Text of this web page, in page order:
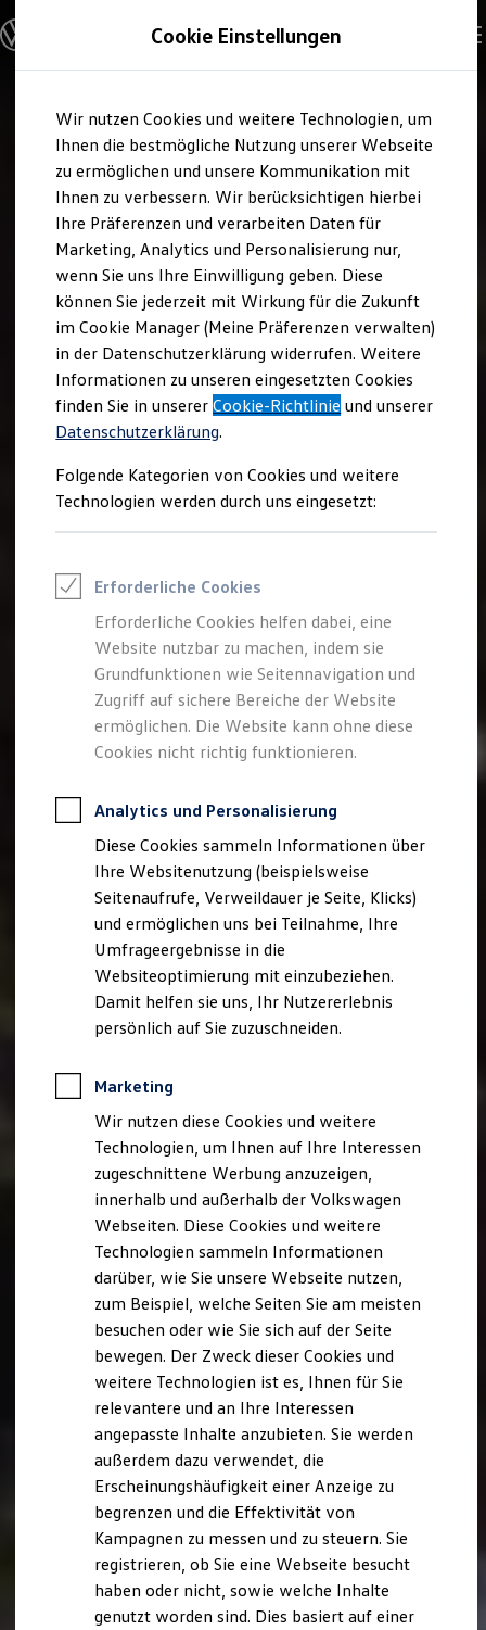
Hauptinhalt
springen
Footer
springen
Modelle und Konfigurator
Konfigurator
Modelle vergleichen
Elektroautos
ENERGY Sondermodelle
Nutzfahrzeuge
SUV und CUV
Familienautos
Kombis
Kompaktwagen
Sportwagen
Schnell verfügbare Fahrzeuge
Angebote und Produkte
Aktuelle Angebote
E-Auto-Förderung
Volkswagen Marktplatz
Die ENERGY Sondermodelle
Junge Gebrauchtwagen und Gebrauchtwagen
Volkswagen Zertifizierte Gebrauchtwagen
Elektromobilität bei Gebrauchtwagen
Saisonangebote
Reifenpakete
Leasing
Leasing-Angebote
Elektroauto Leasing
Kleinwagen-Leasing
Leasing ohne Anzahlung
Finanzierung
Autokredit mit Schlussrate
Versicherungen und Garantien
Kfz-Versicherung
Restschuldversicherungen
Garantien
Professional Class bei Volkswagen
Behörden
Direktkunden
Sonderfahrzeuge
Anpfiff zum Gewinn
Elektromobilität
Elektroautos
ID. Tutorials
Elektrofahrzeugkonzepte
ID. EVERY1
Reichweite
Rekuperation
Laden unterwegs
Laden Zuhause
Ladestationen finden
Ladezeitensimulator
Batterie
Sicherheit
Nachhaltigkeit
Technologie
Kosten und Kauf
Verbrauchskosten
Kaufoptionen
E-Auto-Förderung
Software und Konnektivität
Die ID. Software 6
ID. Software Versionen und Updates
Digitale Extras
Schnittstellen zu Ihrem ID.
Marke und Erlebnis
Volkswagen R und R Experience
R-Modelle
R Experience
Driving Experience
Volkswagen entdecken
Werkbesichtigung
Cookie Einstellungen
Wir nutzen Cookies und weitere Technologien, um
Ihnen die bestmögliche Nutzung unserer Webseite
zu ermöglichen und unsere Kommunikation mit
Ihnen zu verbessern. Wir berücksichtigen hierbei
Ihre Präferenzen und verarbeiten Daten für
Marketing, Analytics und Personalisierung nur,
wenn Sie uns Ihre Einwilligung geben. Diese
können Sie jederzeit mit Wirkung für die Zukunft
im Cookie Manager (Meine Präferenzen verwalten)
in der Datenschutzerklärung widerrufen. Weitere
Informationen zu unseren eingesetzten Cookies
finden Sie in unsererCookie-Richtlinie und unserer
Datenschutzerklärung.
Folgende Kategorien von Cookies und weitere
Technologien werden durch uns eingesetzt:
Erforderliche Cookies
Erforderliche Cookies helfen dabei, eine
Website nutzbar zu machen, indem sie
Grundfunktionen wie Seitennavigation und
Zugriff auf sichere Bereiche der Website
ermöglichen. Die Website kann ohne diese
Cookies nicht richtig funktionieren.
Analytics und Personalisierung
Diese Cookies sammeln Informationen über
Ihre Websitenutzung (beispielsweise
Seitenaufrufe, Verweildauer je Seite, Klicks)
und ermöglichen uns bei Teilnahme, Ihre
Umfrageergebnisse in die
Websiteoptimierung mit einzubeziehen.
Damit helfen sie uns, Ihr Nutzererlebnis
persönlich auf Sie zuzuschneiden.
Marketing
Wir nutzen diese Cookies und weitere
Technologien, um Ihnen auf Ihre Interessen
zugeschnittene Werbung anzuzeigen,
innerhalb und außerhalb der Volkswagen
Webseiten. Diese Cookies und weitere
Technologien sammeln Informationen
darüber, wie Sie unsere Webseite nutzen,
zum Beispiel, welche Seiten Sie am meisten
besuchen oder wie Sie sich auf der Seite
bewegen. Der Zweck dieser Cookies und
weitere Technologien ist es, Ihnen für Sie
relevantere und an Ihre Interessen
angepasste Inhalte anzubieten. Sie werden
außerdem dazu verwendet, die
Erscheinungshäufigkeit einer Anzeige zu
begrenzen und die Effektivität von
Kampagnen zu messen und zu steuern. Sie
registrieren, ob Sie eine Webseite besucht
haben oder nicht, sowie welche Inhalte
genutzt worden sind. Dies basiert auf einer